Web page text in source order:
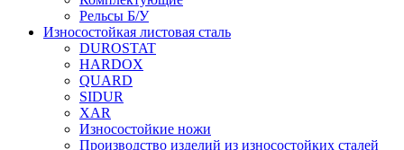
Рельсы Б/У
Износостойкая листовая сталь
DUROSTAT
HARDOX
QUARD
SIDUR
XAR
Износостойкие ножи
Производство изделий из износостойких сталей